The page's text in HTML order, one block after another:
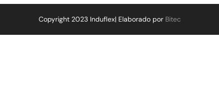
Copyright 2023 Induflex| Elaborado por Bitec